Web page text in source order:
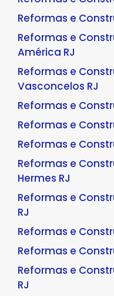
Reformas e
Reformas e
América RJ
Reformas e
Vasconcelos RJ
Reformas e
Reformas e
Reformas e
Reformas e
Hermes RJ
Reformas e
RJ
Reformas e
Reformas e
Reformas e
RJ